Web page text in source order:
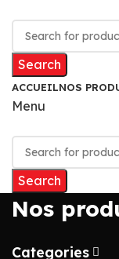
Search
ACCUEILNOS
Menu
Search
Nos
Categories